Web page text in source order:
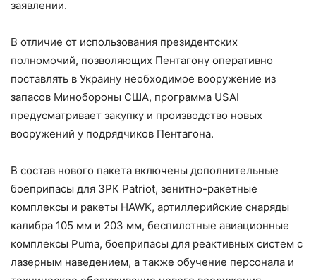
заявлении.
В отличие от использования президентских
полномочий, позволяющих Пентагону оперативно
поставлять в Украину необходимое вооружение из
запасов Минобороны США, программа USAI
предусматривает закупку и производство новых
вооружений у подрядчиков Пентагона.
В состав нового пакета включены дополнительные
боеприпасы для ЗРК Patriot, зенитно-ракетные
комплексы и ракеты HAWK, артиллерийские снаряды
калибра 105 мм и 203 мм, беспилотные авиационные
комплексы Puma, боеприпасы для реактивных систем с
лазерным наведением, а также обучение персонала и